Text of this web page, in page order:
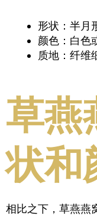
形状：半月
颜色：白色
质地：纤维
草燕
状和
相比之下，草燕燕